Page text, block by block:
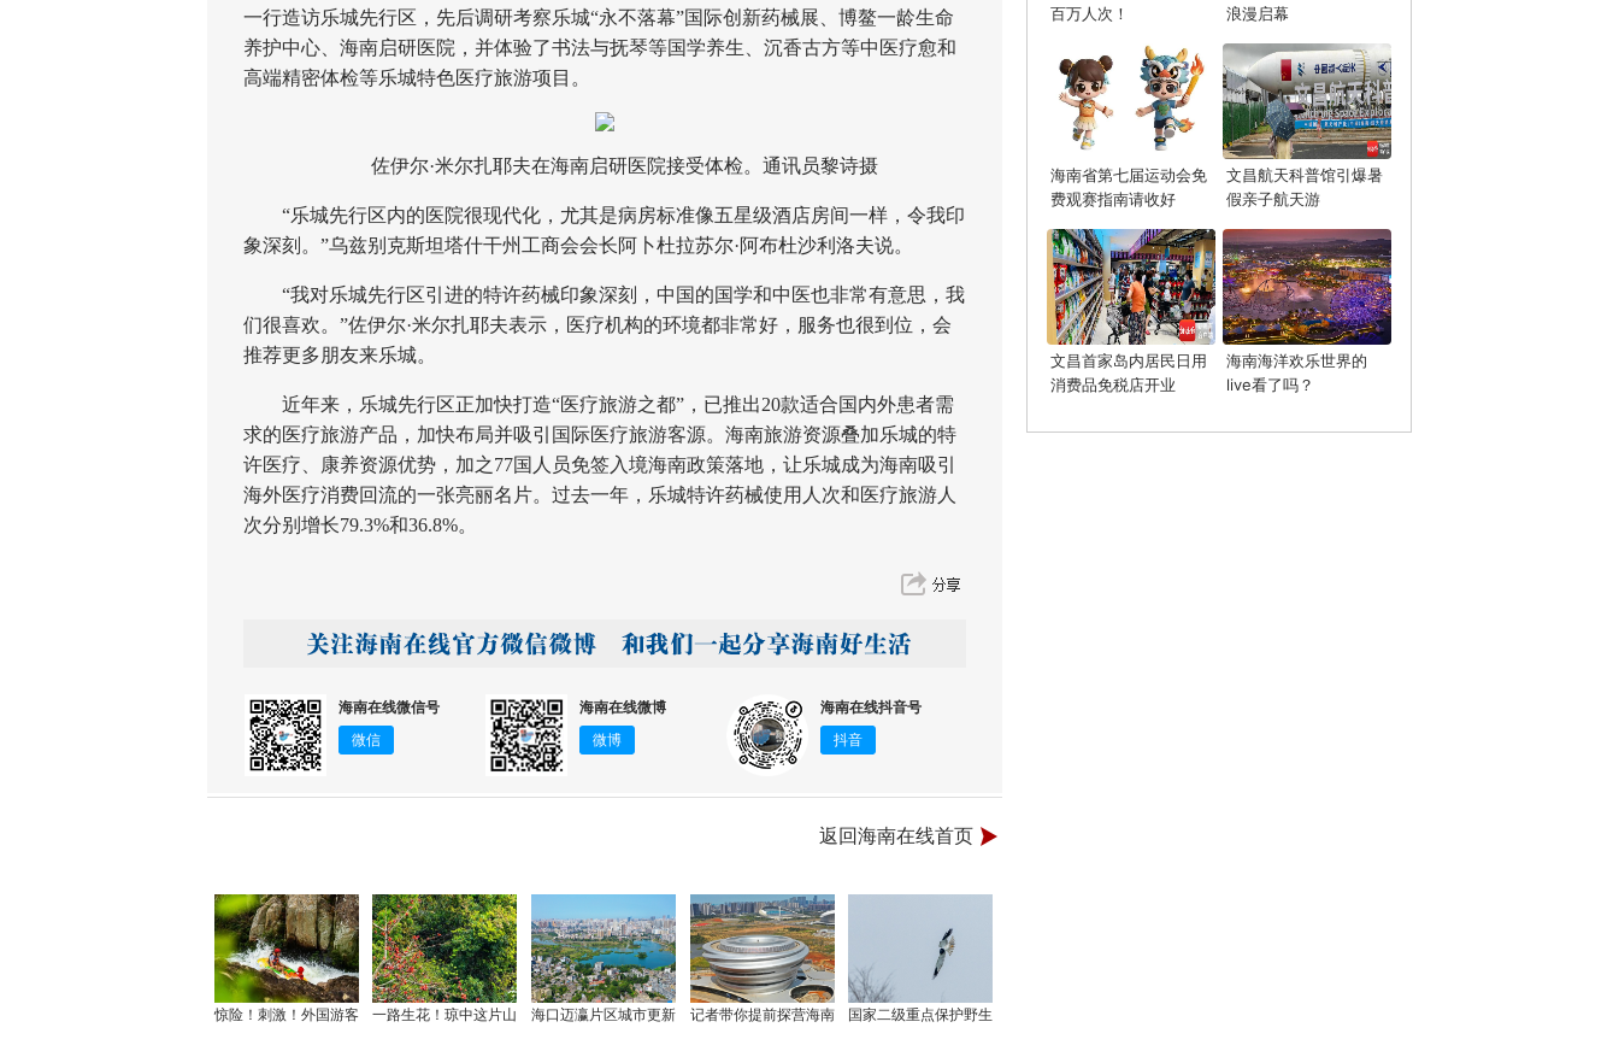
一行造访乐城先行区，先后调研考察乐城“永不落幕”国际创新药械展、博鳌一龄生命
养护中心、海南启研医院，并体验了书法与抚琴等国学养生、沉香古方等中医疗愈和
高端精密体检等乐城特色医疗旅游项目。
佐伊尔·米尔扎耶夫在海南启研医院接受体检。通讯员黎诗摄
“乐城先行区内的医院很现代化，尤其是病房标准像五星级酒店房间一样，令我印
象深刻。”乌兹别克斯坦塔什干州工商会会长阿卜杜拉苏尔·阿布杜沙利洛夫说。
“我对乐城先行区引进的特许药械印象深刻，中国的国学和中医也非常有意思，我
们很喜欢。”佐伊尔·米尔扎耶夫表示，医疗机构的环境都非常好，服务也很到位，会
推荐更多朋友来乐城。
近年来，乐城先行区正加快打造“医疗旅游之都”，已推出20款适合国内外患者需
求的医疗旅游产品，加快布局并吸引国际医疗旅游客源。海南旅游资源叠加乐城的特
许医疗、康养资源优势，加之77国人员免签入境海南政策落地，让乐城成为海南吸引
海外医疗消费回流的一张亮丽名片。过去一年，乐城特许药械使用人次和医疗旅游人
次分别增长79.3%和36.8%。
海南在线微信号
微信
海南在线微博
微博
海南在线抖音号
抖音
返回海南在线首页
惊险！刺激！外国游客 一路生花！琼中这片山 海口迈瀛片区城市更新 记者带你提前探营海南 国家二级重点保护野生
百万人次！
浪漫启幕
海南省第七届运动会免
费观赛指南请收好
文昌航天科普馆引爆暑
假亲子航天游
文昌首家岛内居民日用
消费品免税店开业
海南海洋欢乐世界的
live看了吗？